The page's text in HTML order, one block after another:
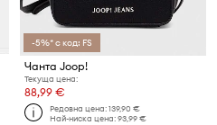
-5%* с код: FS
Чанта Joop!
Текуща цена:
88,99 €
Редовна цена:139,90 €
Най-ниска цена:93,99 €